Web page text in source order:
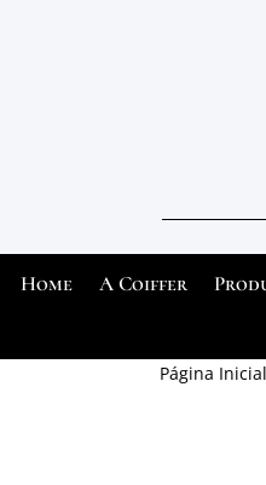
Home A Coiffer
Página Inicial